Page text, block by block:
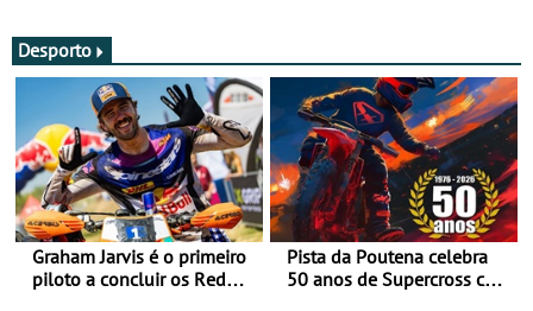
Desporto
Graham Jarvis é o primeiro
piloto a concluir os Red
Pista da Poutena celebra
50 anos de Supercross com